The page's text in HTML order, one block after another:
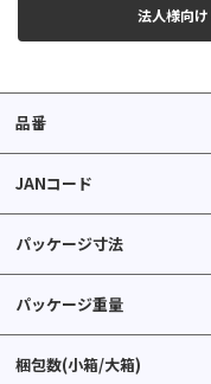
法人様向け
品番
JANコード
パッケージ寸法
パッケージ重量
梱包数(小箱/大箱)